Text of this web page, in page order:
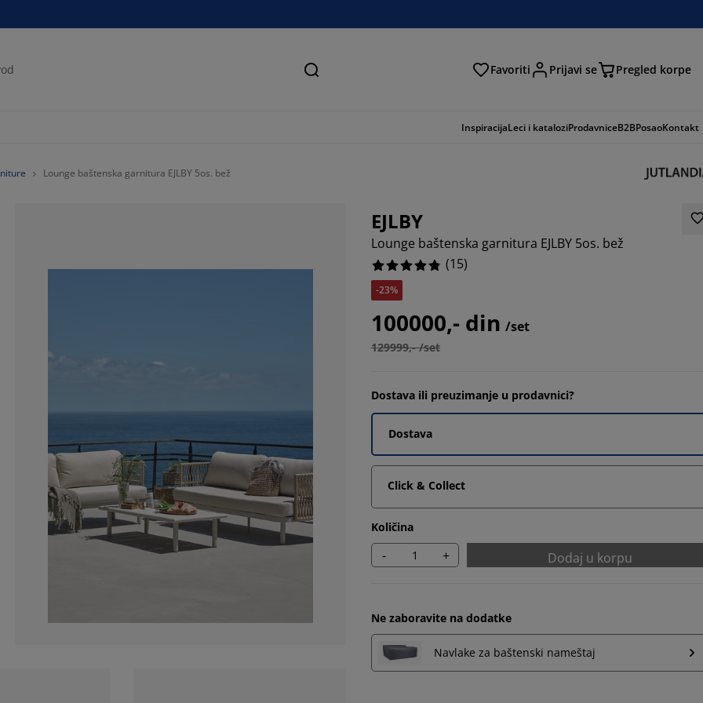
Pretraga Favoriti Prijavi se Pregled korpe
InspiracijaLeci i kataloziProdavniceB2BPosaoKontakt
Lounge baštenska garnitura EJLBY 5os. bež
EJLBY
Lounge baštenska garnitura EJLBY 5os. bež
(15)
-23%
100000,- din /set
129999,- /set
Dostava ili preuzimanje u prodavnici?
Dostava
Click & Collect
Količina
- + Dodaj u korpu
Ne zaboravite na dodatke
Navlake za baštenski nameštaj